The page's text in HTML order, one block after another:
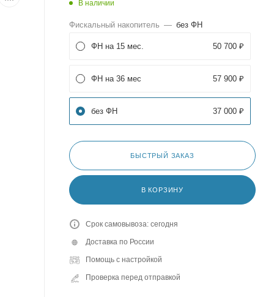
В наличии
Фискальный накопитель — без ФН
ФН на 15 мес. 50 700 ₽
ФН на 36 мес 57 900 ₽
без ФН 37 000 ₽
БЫСТРЫЙ ЗАКАЗ
В КОРЗИНУ
Срок самовывоза: сегодня
Доставка по России
Помощь с настройкой
Проверка перед отправкой